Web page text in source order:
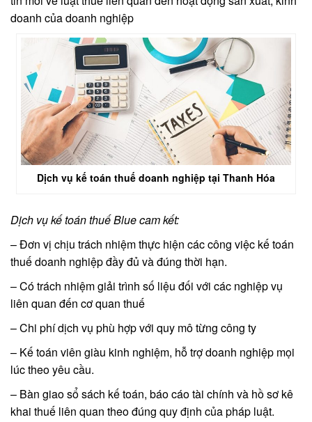
doanh của doanh nghiệp
Dịch vụ kế toán thuế doanh nghiệp tại Thanh Hóa
Dịch vụ kế toán thuế Blue cam kết:
– Đơn vị chịu trách nhiệm thực hiện các công việc kế toán
thuế doanh nghiệp đầy đủ và đúng thời hạn.
– Có trách nhiệm giải trình số liệu đối với các nghiệp vụ
liên quan đến cơ quan thuế
– Chi phí dịch vụ phù hợp với quy mô từng công ty
– Kế toán viên giàu kinh nghiệm, hỗ trợ doanh nghiệp mọi
lúc theo yêu cầu.
– Bàn giao sổ sách kế toán, báo cáo tài chính và hồ sơ kê
khai thuế liên quan theo đúng quy định của pháp luật.